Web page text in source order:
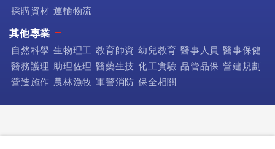
採購資材 運輸物流
其他專業
自然科學 生物理工 教育師資 幼兒教育 醫事人員 醫事保健
醫務護理 助理佐理 醫藥生技 化工實驗 品管品保 營建規劃
營造施作 農林漁牧 軍警消防 保全相關